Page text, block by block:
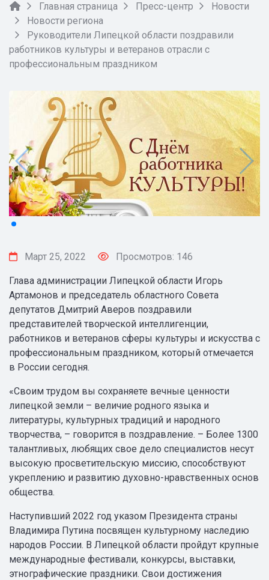
Главная страница Пресс-центр
Новости
Новости региона
Руководители Липецкой области поздравили
работников культуры и ветеранов отрасли с
профессиональным праздником
Март 25, 2022 Просмотров: 146
Глава администрации Липецкой области Игорь
Артамонов и председатель областного Совета
депутатов Дмитрий Аверов поздравили
представителей творческой интеллигенции,
работников и ветеранов сферы культуры и искусства с
профессиональным праздником, который отмечается
в России сегодня.
«Своим трудом вы сохраняете вечные ценности
липецкой земли – величие родного языка и
литературы, культурных традиций и народного
творчества, – говорится в поздравление. – Более 1300
талантливых, любящих свое дело специалистов несут
высокую просветительскую миссию, способствуют
укреплению и развитию духовно-нравственных основ
общества.
Наступивший 2022 год указом Президента страны
Владимира Путина посвящен культурному наследию
народов России. В Липецкой области пройдут крупные
международные фестивали, конкурсы, выставки,
этнографические праздники. Свои достижения